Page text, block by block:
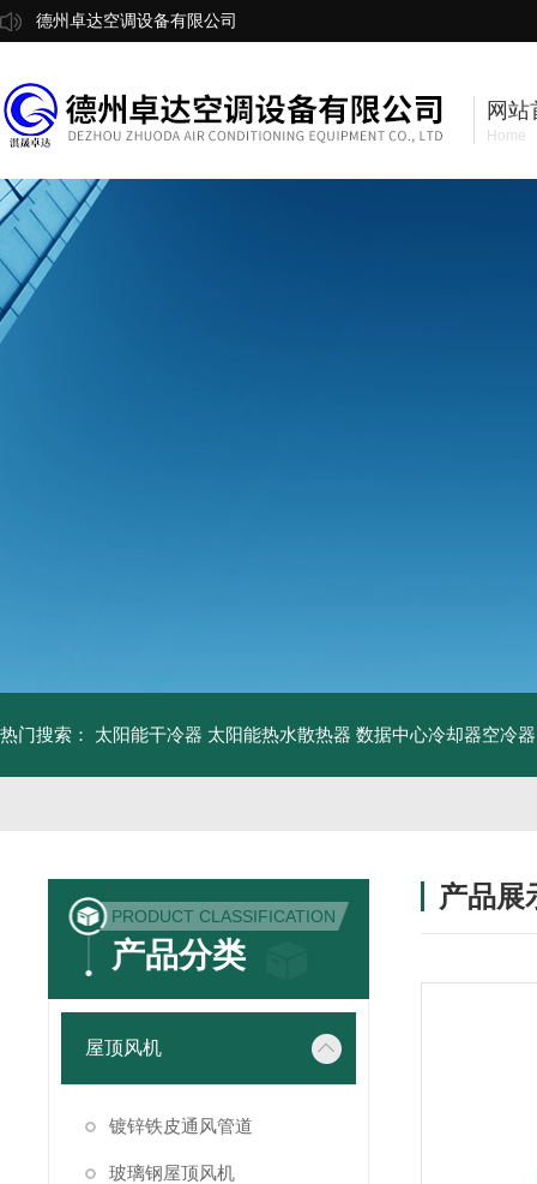
德州卓达空调设备有限公司
网站
Home
热门搜索： 太阳能干冷器 太阳能热水散热器 数据中心冷却器空冷器
PRODUCT CLASSIFICATION
产品分类
屋顶风机
镀锌铁皮通风管道
玻璃钢屋顶风机
产品展